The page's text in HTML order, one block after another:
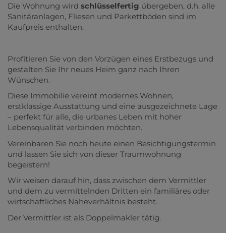
Die Wohnung wird schlüsselfertig übergeben, d.h. alle
Sanitäranlagen, Fliesen und Parkettböden sind im
Kaufpreis enthalten.
Profitieren Sie von den Vorzügen eines Erstbezugs und
gestalten Sie Ihr neues Heim ganz nach Ihren
Wünschen.
Diese Immobilie vereint modernes Wohnen,
erstklassige Ausstattung und eine ausgezeichnete Lage
– perfekt für alle, die urbanes Leben mit hoher
Lebensqualität verbinden möchten.
Vereinbaren Sie noch heute einen Besichtigungstermin
und lassen Sie sich von dieser Traumwohnung
begeistern!
Wir weisen darauf hin, dass zwischen dem Vermittler
und dem zu vermittelnden Dritten ein familiäres oder
wirtschaftliches Naheverhältnis besteht.
Der Vermittler ist als Doppelmakler tätig.